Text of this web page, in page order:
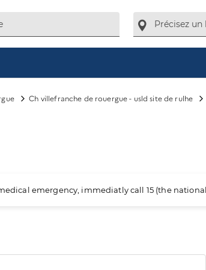
Ch villefranche de rouergue - usld site de rulhe
emergency, immediatly call 15 (the